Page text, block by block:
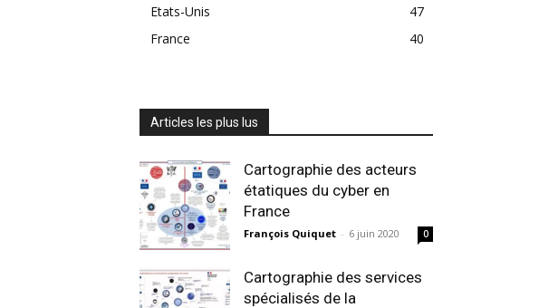
Etats-Unis
47
France
40
Articles les plus lus
Cartographie des acteurs
étatiques du cyber en
France
François Quiquet - 6 juin 2020 0
Cartographie des services
spécialisés de la